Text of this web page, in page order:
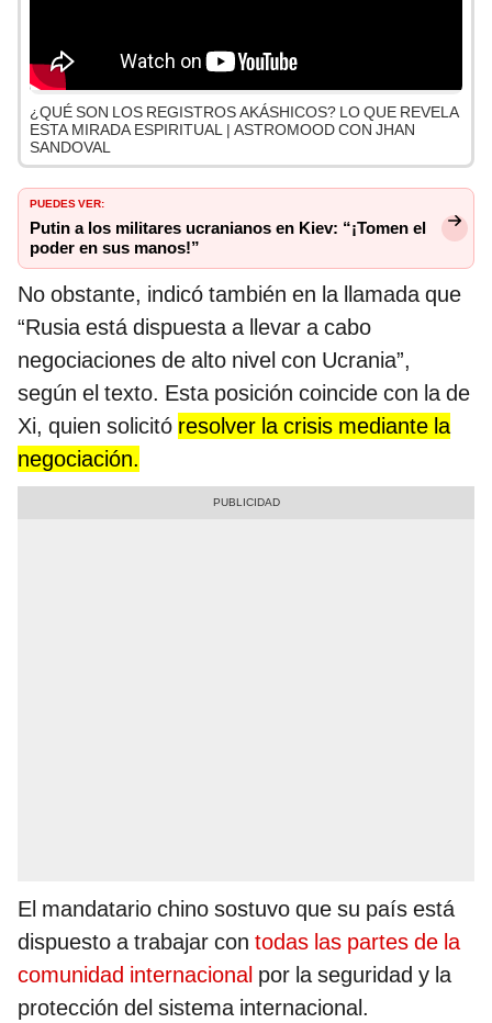
¿QUÉ SON LOS REGISTROS AKÁSHICOS? LO QUE REVELA
ESTA MIRADA ESPIRITUAL | ASTROMOOD CON JHAN
SANDOVAL
PUEDES VER:
Putin a los militares ucranianos en Kiev: “¡Tomen el
poder en sus manos!”
No obstante, indicó también en la llamada que
“Rusia está dispuesta a llevar a cabo
negociaciones de alto nivel con Ucrania”,
según el texto. Esta posición coincide con la de
Xi, quien solicitó resolver la crisis mediante la
negociación.
El mandatario chino sostuvo que su país está
dispuesto a trabajar con todas las partes de la
comunidad internacional por la seguridad y la
protección del sistema internacional.